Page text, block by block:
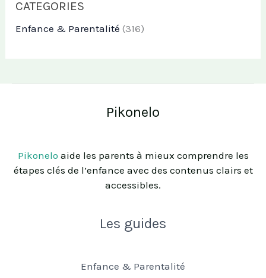
CATEGORIES
Enfance & Parentalité (316)
Pikonelo
Pikonelo aide les parents à mieux comprendre les
étapes clés de l’enfance avec des contenus clairs et
accessibles.
Les guides
Enfance & Parentalité